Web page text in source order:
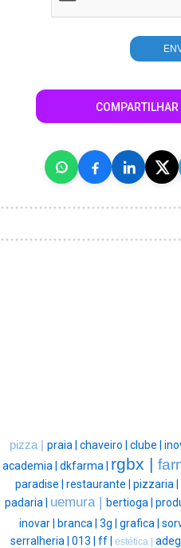
pizza | praia | chaveiro | clube |
academia | dkfarma | rgbx |
paradise | restaurante | pizzaria |
padaria | uemura | bertioga |
inovar |
branca | 3g | grafica |
serralheria | 013 | ff | estética |